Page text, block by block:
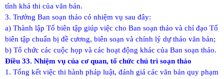
tính khả thi của văn bản.
3. Trưởng Ban soạn thảo có nhiệm vụ sau đây:
a) Thành lập Tổ biên tập giúp việc cho Ban soạn thảo và chỉ đạo Tổ
biên tập chuẩn bị đề cương, biên soạn và chỉnh lý dự thảo văn bản;
b) Tổ chức các cuộc họp và các hoạt động khác của Ban soạn thảo.
Điều 33. Nhiệm vụ của cơ quan, tổ chức chủ trì soạn thảo
1. Tổng kết việc thi hành pháp luật, đánh giá các văn bản quy phạm